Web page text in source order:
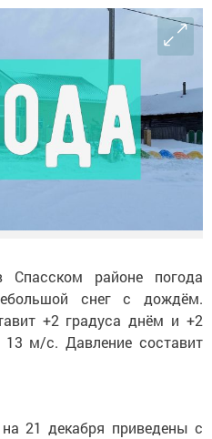
районе погода
снег с дождём.
+2 градуса днём и +2
13 м/с. Давление составит
21 декабря приведены с